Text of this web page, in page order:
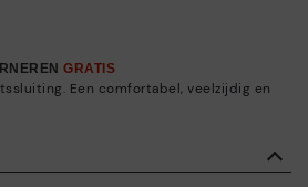
GRATIS
Een comfortabel, veelzijdig en